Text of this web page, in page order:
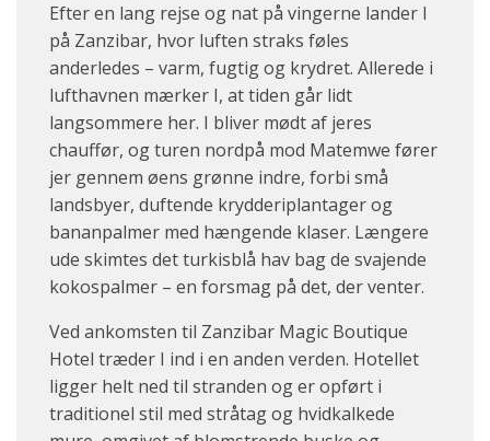
Efter en lang rejse og nat på vingerne lander I
på Zanzibar, hvor luften straks føles
anderledes – varm, fugtig og krydret. Allerede i
lufthavnen mærker I, at tiden går lidt
langsommere her. I bliver mødt af jeres
chauffør, og turen nordpå mod Matemwe fører
jer gennem øens grønne indre, forbi små
landsbyer, duftende krydderiplantager og
bananpalmer med hængende klaser. Længere
ude skimtes det turkisblå hav bag de svajende
kokospalmer – en forsmag på det, der venter.
Ved ankomsten til Zanzibar Magic Boutique
Hotel træder I ind i en anden verden. Hotellet
ligger helt ned til stranden og er opført i
traditionel stil med stråtag og hvidkalkede